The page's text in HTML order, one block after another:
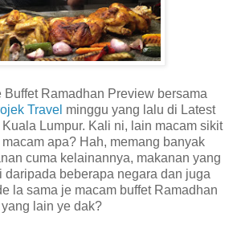
Buffet Ramadhan Preview bersama
Travel minggu yang lalu di Latest
Lumpur. Kali ni, lain macam sikit
apa? Hah, memang banyak
cuma kelainannya, makanan yang
daripada beberapa negara dan juga
la sama je macam buffet Ramadhan
yang lain ye dak?